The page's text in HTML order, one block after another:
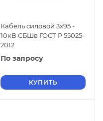
Кабель силовой 3х95 -
10кВ СБШв ГОСТ Р 55025-
2012
По запросу
КУПИТЬ